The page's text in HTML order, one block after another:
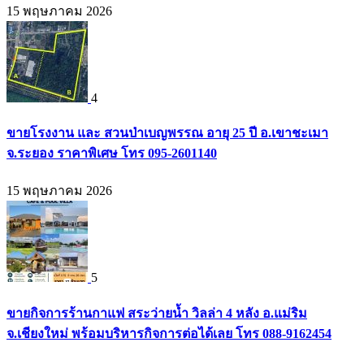
15 พฤษภาคม 2026
4
ขายโรงงาน และ สวนป่าเบญพรรณ อายุ 25 ปี อ.เขาชะเมา
จ.ระยอง ราคาพิเศษ โทร 095-2601140
15 พฤษภาคม 2026
5
ขายกิจการร้านกาแฟ สระว่ายน้ำ วิลล่า 4 หลัง อ.แม่ริม
จ.เชียงใหม่ พร้อมบริหารกิจการต่อได้เลย โทร 088-9162454